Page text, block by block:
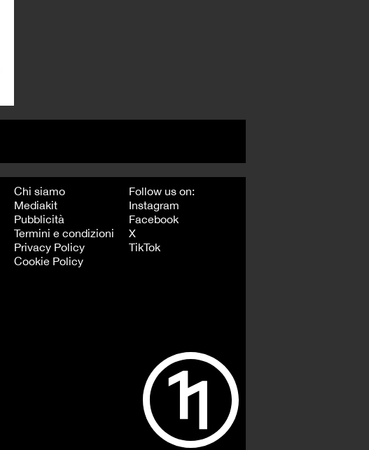
Chi siamo
Mediakit
Pubblicità
Termini e condizioni
Privacy Policy
Cookie Policy
Follow us on:
Instagram
Facebook
X
TikTok